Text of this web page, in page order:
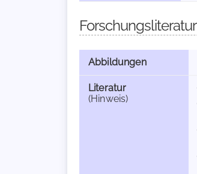
Forschungsliteratur
Abbildungen
Literatur
(Hinweis)